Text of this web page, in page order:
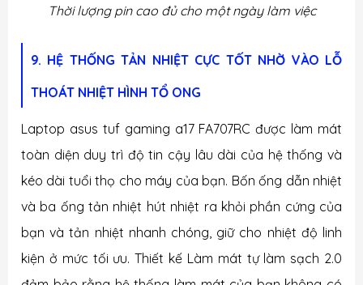
Thời lượng pin cao đủ cho một ngày làm việc
9. HỆ THỐNG TẢN NHIỆT CỰC TỐT NHỜ VÀO LỖ
THOÁT NHIỆT HÌNH TỔ ONG
Laptop asus tuf gaming a17 FA707RC được làm mát
toàn diện duy trì độ tin cậy lâu dài của hệ thống và
kéo dài tuổi thọ cho máy của bạn. Bốn ống dẫn nhiệt
và ba ống tản nhiệt hút nhiệt ra khỏi phần cứng của
bạn và tản nhiệt nhanh chóng, giữ cho nhiệt độ linh
kiện ở mức tối ưu. Thiết kế Làm mát tự làm sạch 2.0